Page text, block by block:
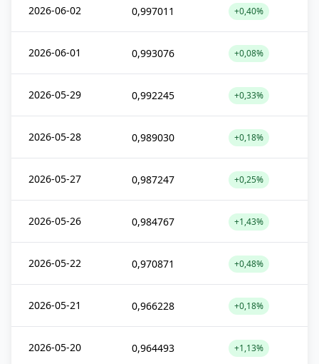
2026-06-02 0,997011 +0,40%
2026-06-01 0,993076 +0,08%
2026-05-29 0,992245 +0,33%
2026-05-28 0,989030 +0,18%
2026-05-27 0,987247 +0,25%
2026-05-26 0,984767 +1,43%
2026-05-22 0,970871 +0,48%
2026-05-21 0,966228 +0,18%
2026-05-20 0,964493 +1,13%